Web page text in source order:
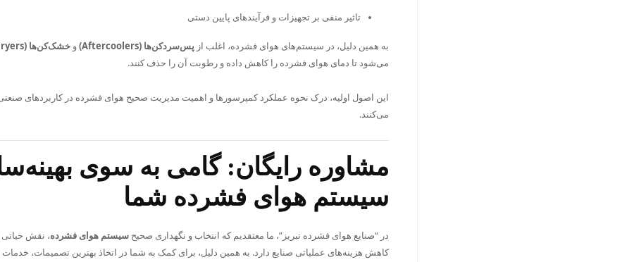
تاثیر منفی بر تجهیزات و فرآیندهای پایین دستی
به همین دلیل، در سیستم‌های هوای فشرده، اغلب از پس‌سردکن‌ها (Aftercoolers) و خشک‌کن‌ها (Dryers)
می‌شود تا دمای هوای فشرده را کاهش داده و رطوبت آن را حذف کنند.
این اصول اولیه، درک نحوه عملکرد کمپرسورها و اهمیت مدیریت صحیح هوای فشرده در کاربردهای
می‌کنند.
مشاوره رایگان: گامی به سوی
سیستم هوای فشرده شما
در “صنایع هوای فشرده تبریز”، ما معتقدیم که انتخاب و نگهداری صحیح سیستم هوای فشرده، نقش حیاتی
کاهش هزینه‌های عملیاتی صنایع دارد. به همین دلیل، برای کمک به شما در اتخاذ بهترین تصمیمات، خدمات